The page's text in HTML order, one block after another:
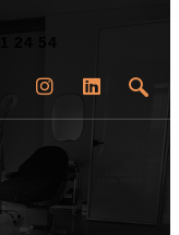
24 54